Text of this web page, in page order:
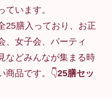
ています。
25膳入っており、お正
、女子会、パーティ
などみんなが集まる時
商品です。👇25膳セッ